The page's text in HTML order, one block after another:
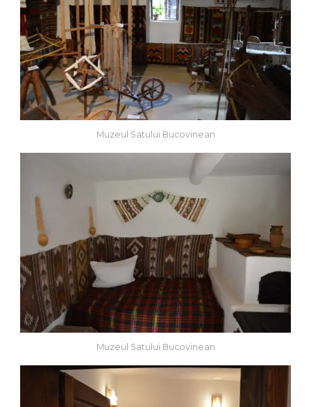
Muzeul Satului Bucovinean
Muzeul Satului Bucovinean